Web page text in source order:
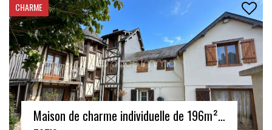
CHARME
Maison de charme individuelle de 196m² - Montville - au bord de l'eau - 9 pièces - 5 chambres